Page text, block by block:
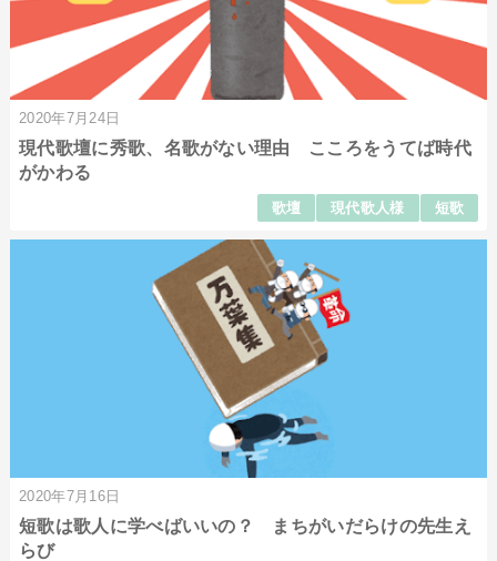
2020年7月24日
現代歌壇に秀歌、名歌がない理由 こころをうてば時代
がかわる
歌壇 現代歌人様 短歌
2020年7月16日
短歌は歌人に学べばいいの？ まちがいだらけの先生え
らび